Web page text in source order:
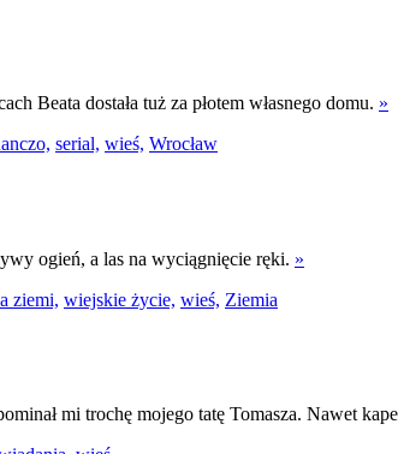
Beata dostała tuż za płotem własnego domu. »
serial, wieś, Wrocław
ogień, a las na wyciągnięcie ręki. »
ziemi, wiejskie życie, wieś, Ziemia
mi trochę mojego tatę Tomasza. Nawet